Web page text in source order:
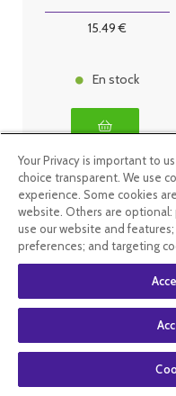
15.49 €
En stock
de Manuka
Your Privacy is important to
choice transparent. We use
experience. Some cookies
website. Others are optional:
use our website and
preferences; and targeting